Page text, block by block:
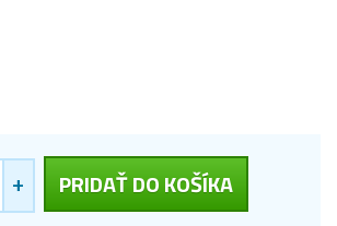
+ PRIDAŤ DO KOŠÍKA